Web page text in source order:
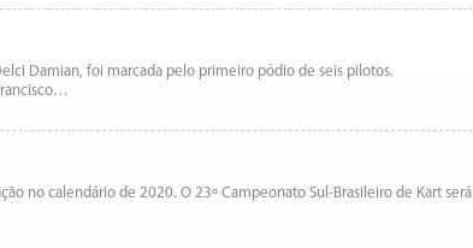
Damian, foi marcada pelo primeiro pódio de seis pilotos.
no calendário de 2020. O 23º Campeonato Sul-Brasileiro de Kart será